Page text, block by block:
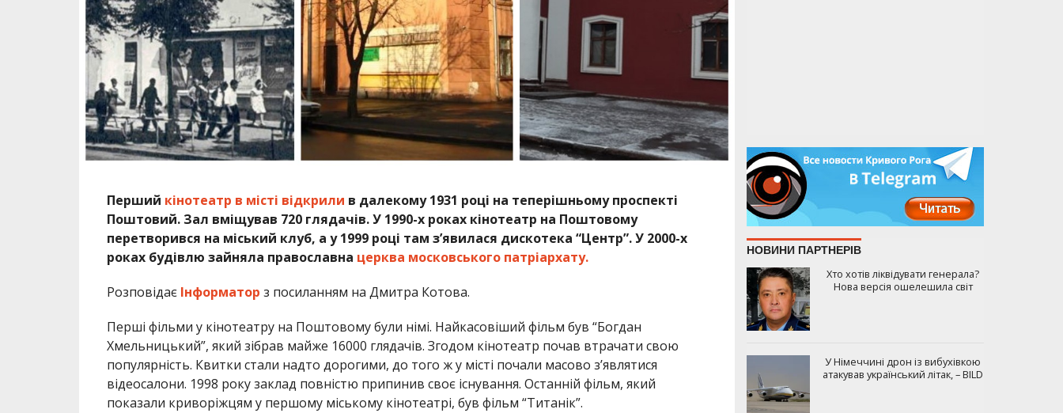
Перший кінотеатр в місті відкрили в далекому 1931 році на теперішньому проспекті
Поштовий. Зал вміщував 720 глядачів. У 1990-х роках кінотеатр на Поштовому
перетворився на міський клуб, а у 1999 році там з’явилася дискотека “Центр”. У 2000-х
роках будівлю зайняла православна церква московського патріархату.
Розповідає Інформатор з посиланням на Дмитра Котова.
Перші фільми у кінотеатру на Поштовому були німі. Найкасовіший фільм був “Богдан
Хмельницький”, який зібрав майже 16000 глядачів. Згодом кінотеатр почав втрачати свою
популярність. Квитки стали надто дорогими, до того ж у місті почали масово з’являтися
відеосалони. 1998 року заклад повністю припинив своє існування. Останній фільм, який
показали криворіжцям у першому міському кінотеатрі, був фільм “Титанік”.